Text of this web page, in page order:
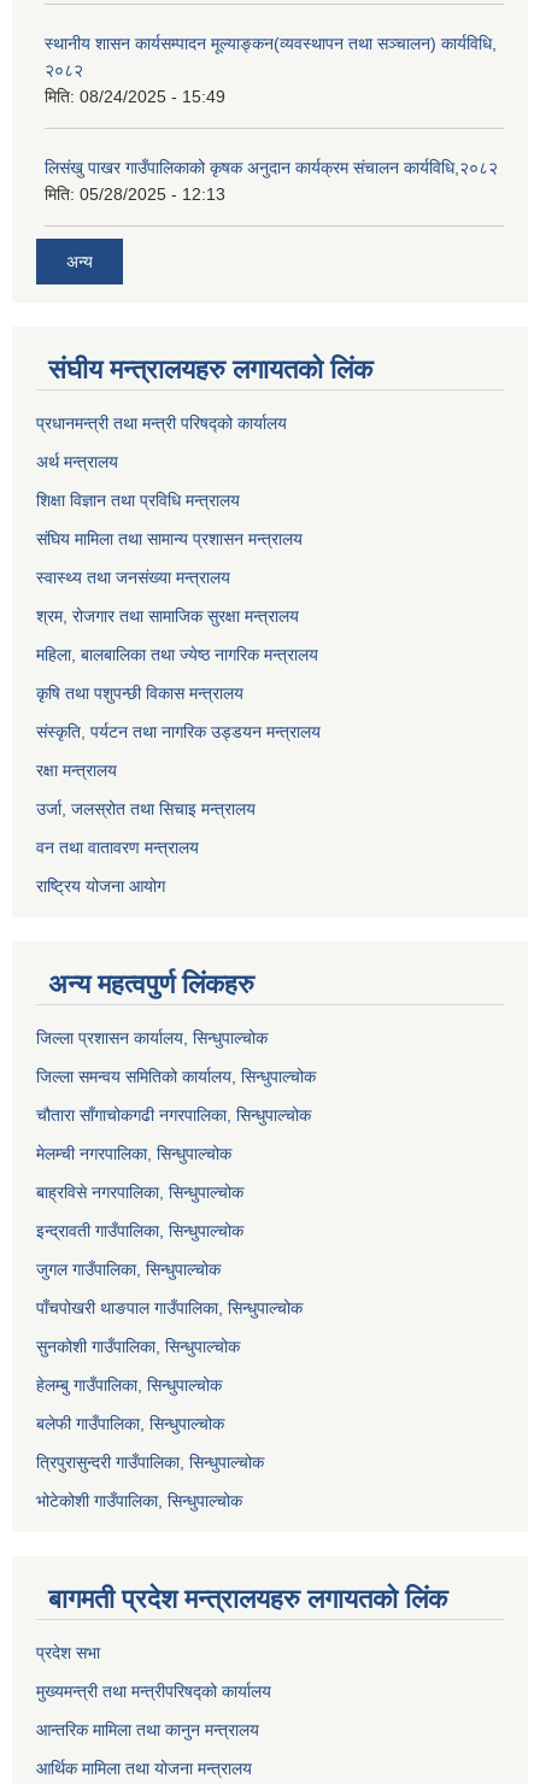
स्थानीय शासन कार्यसम्पादन मूल्याङ्कन(व्यवस्थापन तथा सञ्चालन) कार्यविधि,
२०८२
मिति: 08/24/2025 - 15:49
लिसंखु पाखर गाउँपालिकाको कृषक अनुदान कार्यक्रम संचालन कार्यविधि,२०८२
मिति: 05/28/2025 - 12:13
अन्य
संघीय मन्त्रालयहरु लगायतको लिंक
प्रधानमन्त्री तथा मन्त्री परिषद्को कार्यालय
अर्थ मन्त्रालय
शिक्षा विज्ञान तथा प्रविधि मन्त्रालय
संघिय मामिला तथा सामान्य प्रशासन मन्त्रालय
स्वास्थ्य तथा जनसंख्या मन्त्रालय
श्रम, रोजगार तथा सामाजिक सुरक्षा मन्त्रालय
महिला, बालबालिका तथा ज्येष्ठ नागरिक मन्त्रालय
कृषि तथा पशुपन्छी विकास मन्त्रालय
संस्कृति, पर्यटन तथा नागरिक उड्डयन मन्त्रालय
रक्षा मन्त्रालय
उर्जा, जलस्रोत तथा सिचाइ मन्त्रालय
वन तथा वातावरण मन्त्रालय
राष्ट्रिय योजना आयोग
अन्य महत्वपुर्ण लिंकहरु
जिल्ला प्रशासन कार्यालय, सिन्धुपाल्चोक
जिल्ला समन्वय समितिको कार्यालय, सिन्धुपाल्चोक
चौतारा साँगाचोकगढी नगरपालिका, सिन्धुपाल्चोक
मेलम्ची नगरपालिका, सिन्धुपाल्चोक
बाह्रविसे नगरपालिका, सिन्धुपाल्चोक
इन्द्रावती गाउँपालिका, सिन्धुपाल्चोक
जुगल गाउँपालिका, सिन्धुपाल्चोक
पाँचपोखरी थाङपाल गाउँपालिका, सिन्धुपाल्चोक
सुनकोशी गाउँपालिका, सिन्धुपाल्चोक
हेलम्बु गाउँपालिका, सिन्धुपाल्चोक
बलेफी गाउँपालिका, सिन्धुपाल्चोक
त्रिपुरासुन्दरी गाउँपालिका, सिन्धुपाल्चोक
भोटेकोशी गाउँपालिका, सिन्धुपाल्चोक
बागमती प्रदेश मन्त्रालयहरु लगायतको लिंक
प्रदेश सभा
मुख्यमन्त्री तथा मन्त्रीपरिषद्को कार्यालय
आन्तरिक मामिला तथा कानुन मन्त्रालय
आर्थिक मामिला तथा योजना मन्त्रालय